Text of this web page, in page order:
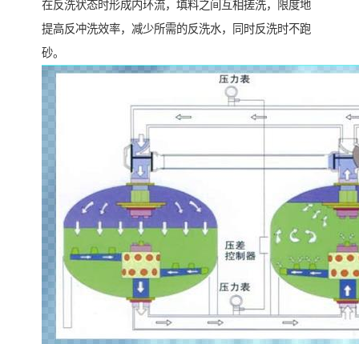
在反洗状态时形成内环流，填料之间互相搓洗，限度地
提高反冲洗效率，减少所需的反洗水，同时反洗时不跑
砂。